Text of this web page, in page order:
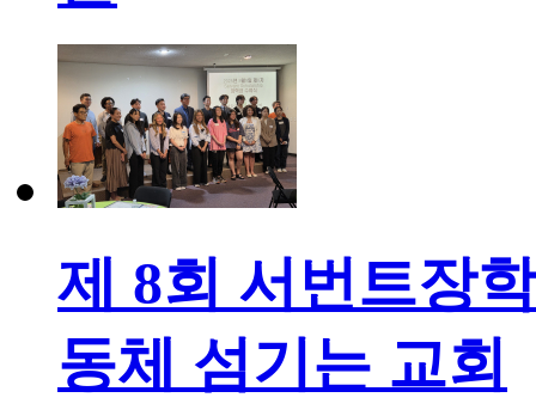
제 8회 서번트장
동체 섬기는 교회